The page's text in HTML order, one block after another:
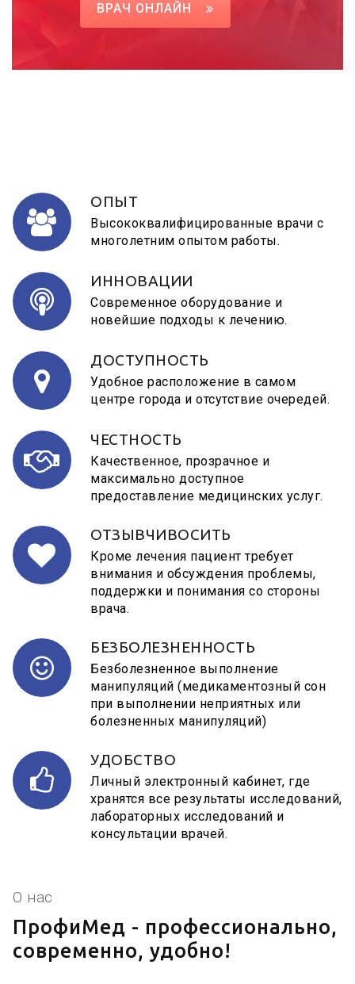
ВРАЧ ОНЛАЙН
ОПЫТ
Высококвалифицированные врачи с
многолетним опытом работы.
ИННОВАЦИИ
Современное оборудование и
новейшие подходы к лечению.
ДОСТУПНОСТЬ
Удобное расположение в самом
центре города и отсутствие очередей.
ЧЕСТНОСТЬ
Качественное, прозрачное и
максимально доступное
предоставление медицинских услуг.
ОТЗЫВЧИВОСИТЬ
Кроме лечения пациент требует
внимания и обсуждения проблемы,
поддержки и понимания со стороны
врача.
БЕЗБОЛЕЗНЕННОСТЬ
Безболезненное выполнение
манипуляций (медикаментозный сон
при выполнении неприятных или
болезненных манипуляций)
УДОБСТВО
Личный электронный кабинет, где
хранятся все результаты исследований,
лабораторных исследований и
консультации врачей.
О нас
ПрофиМед - профессионально,
современно, удобно!